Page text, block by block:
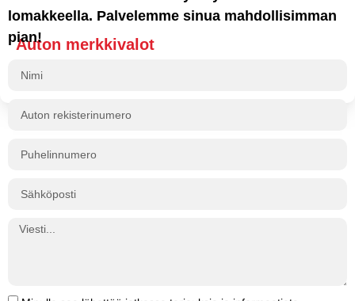
Auton merkkivalot
Lue lisää >
lomakkeella. Palvelemme sinua mahdollisimman
pian!